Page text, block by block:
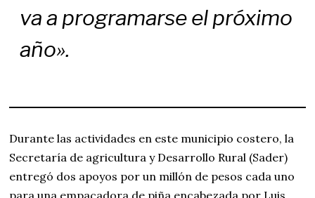
va a programarse el próximo
año».
Durante las actividades en este municipio costero, la
Secretaría de agricultura y Desarrollo Rural (Sader)
entregó dos apoyos por un millón de pesos cada uno
para una empacadora de piña encabezada por Luis